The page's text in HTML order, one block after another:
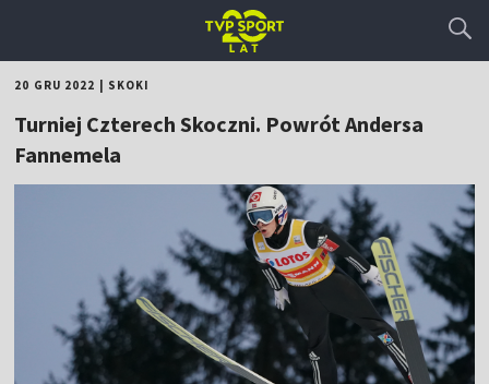
20 GRU 2022 SKOKI
Turniej Czterech Skoczni. Powrót Andersa
Fannemela